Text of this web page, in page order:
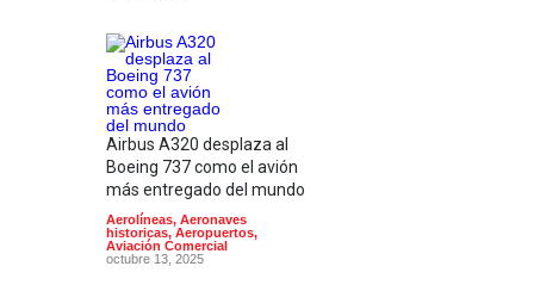
Airbus A320 desplaza al
Boeing 737 como el avión
más entregado del mundo
Aerolíneas, Aeronaves
historicas, Aeropuertos,
Aviación Comercial
octubre 13, 2025